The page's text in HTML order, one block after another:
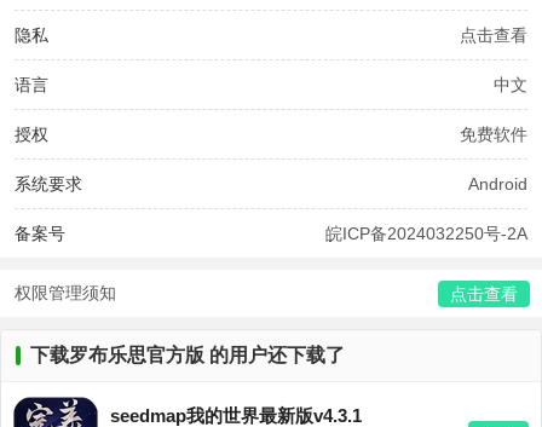
隐私 点击查看
语言 中文
授权 免费软件
系统要求 Android
备案号 皖ICP备2024032250号-2A
权限管理须知 点击查看
下载罗布乐思官方版 的用户还下载了
seedmap我的世界最新版v4.3.1